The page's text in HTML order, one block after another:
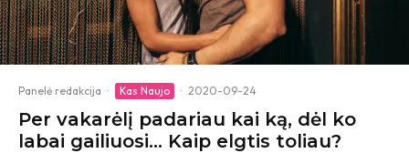
Panelė redakcija · Kas Naujo · 2020-09-24
Per vakarėlį padariau kai ką, dėl ko
labai gailiuosi… Kaip elgtis toliau?